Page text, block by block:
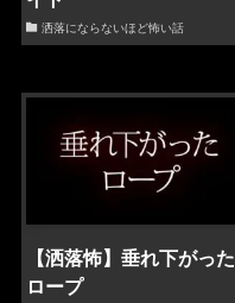
洒落にならないほど怖い話
【洒落怖】垂れ下がった
ロープ